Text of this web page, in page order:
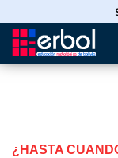
Pasar
¿HASTA